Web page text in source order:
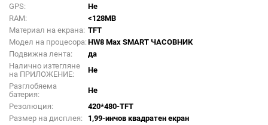
GPS:
Не
RAM:
<128MB
Материал на екрана: TFT
Модел на процесора: HW8 Max SMART ЧАСОВНИК
Подвижна лента:
да
Налично изтегляне
на ПРИЛОЖЕНИЕ:
Не
Разглобяема
батерия:
Не
Резолюция:
420*480-TFT
Размер на дисплея:
1,99-инчов квадратен екран